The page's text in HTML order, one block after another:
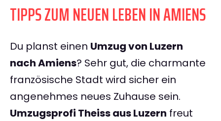
TIPPS ZUM NEUEN LEBEN IN AMIENS
Du planst einen Umzug von Luzern
nach Amiens? Sehr gut, die charmante
französische Stadt wird sicher ein
angenehmes neues Zuhause sein.
Umzugsprofi Theiss aus Luzern freut